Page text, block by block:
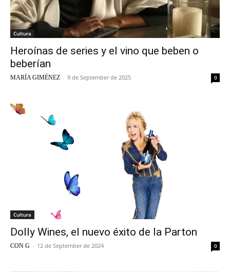
Cultura
Heroínas de series y el vino que beben o
beberían
MARÍA GIMÉNEZ - 9 de September de 2025 0
Cultura
Dolly Wines, el nuevo éxito de la Parton
CON G - 12 de September de 2024 0